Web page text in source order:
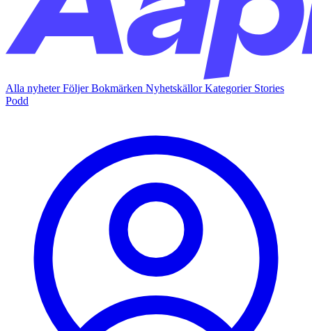
Alla nyheterFöljerBokmärken NyhetskällorKategorier Stories
Podd